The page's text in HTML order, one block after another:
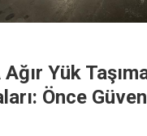
Ağır Yük
Önce